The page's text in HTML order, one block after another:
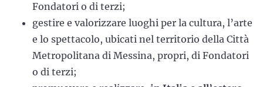
Fondatori o di terzi;
gestire e valorizzare luoghi per la cultura, l’arte
e lo spettacolo, ubicati nel territorio della Città
Metropolitana di Messina, propri, di Fondatori
o di terzi;